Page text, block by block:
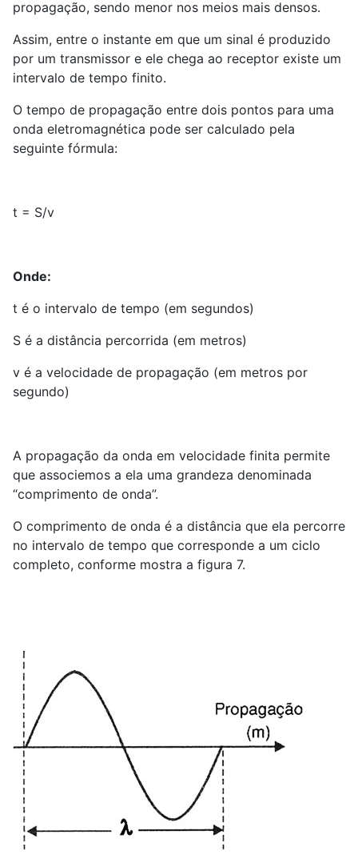
propagação, sendo menor nos meios mais densos.
Assim, entre o instante em que um sinal é produzido
por um transmissor e ele chega ao receptor existe um
intervalo de tempo finito.
O tempo de propagação entre dois pontos para uma
onda eletromagnética pode ser calculado pela
seguinte fórmula:
t = S/v
Onde:
t é o intervalo de tempo (em segundos)
S é a distância percorrida (em metros)
v é a velocidade de propagação (em metros por
segundo)
A propagação da onda em velocidade finita permite
que associemos a ela uma grandeza denominada
“comprimento de onda”.
O comprimento de onda é a distância que ela percorre
no intervalo de tempo que corresponde a um ciclo
completo, conforme mostra a figura 7.